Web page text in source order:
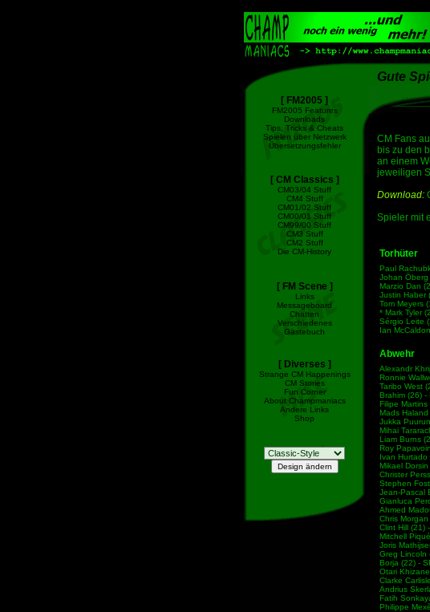
[ FM2005 ]
FM2005 Features
Downloads
Tips, Tricks & Cheats
Spielen über Netzwerk
Übersetzungsfehler
[ CM Classics ]
CM03/04 Stuff
CM4 Stuff
CM01/02 Stuff
CM00/01 Stuff
CM99/00 Stuff
CM3 Stuff
CM2 Stuff
Die CM-History
[ FM Scene ]
Links
Messageboard
Chatten
Verschiedenes
Gästebuch
[ Diverses ]
Strange CM Happenings
CM Stories
Fun Corner
About Champmaniacs
Andere Links
Shop
Gute
CM Fans
bis zu den
an einem
jeweiligen
Download:
Spieler mit
Torhüter
Paul
Johan Öberg
Marzio Dan
Justin Haber
Tom Meyers
* Mark Tyler
Sérgio Leite
Ian
Abwehr
Alexandr
Ronnie
Taribo West
Brahim (26) -
Filipe Martins
Mads
Jukka
Mihai
Liam Burns
Roy
Ivan Hurtado
Mikael
Christer
Stephen
Jean-Pascal
Gianluca
Ahmed
Chris
Clint Hill (21)
Mitchell
Joris
Greg Lincoln
Borja (22) -
Otari
Clarke
Andrius
Fatih
Philippe